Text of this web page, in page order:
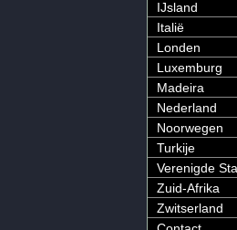
IJsland
Italië
Londen
Luxemburg
Madeira
Nederland
Noorwegen
Turkije
Verenigde
Zuid-Afrika
Zwitserland